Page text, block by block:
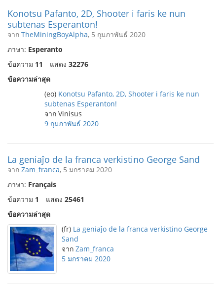
Konotsu Pafanto, 2D, Shooter i faris ke nun
subtenas Esperanton!
จาก TheMiningBoyAlpha, 5 กุมภาพันธ์ 2020
ภาษา: Esperanto
ข้อความ 11 แสดง 32276
ข้อความล่าสุด
(eo) Konotsu Pafanto, 2D, Shooter i faris ke nun
subtenas Esperanton!
จาก Vinisus
9 กุมภาพันธ์ 2020
La geniaĵo de la franca verkistino George Sand
จาก Zam_franca, 5 มกราคม 2020
ภาษา: Français
ข้อความ 1 แสดง 25461
ข้อความล่าสุด
(fr) La geniaĵo de la franca verkistino George
Sand
จาก Zam_franca
5 มกราคม 2020